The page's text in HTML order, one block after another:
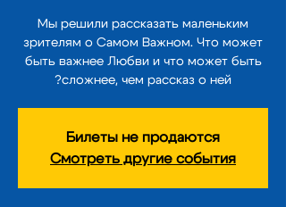
Мы решили рассказать маленьким
зрителям о Самом Важном. Что может
быть важнее Любви и что может быть
сложнее, чем рассказ о ней?
Билеты не продаются
Смотреть другие события